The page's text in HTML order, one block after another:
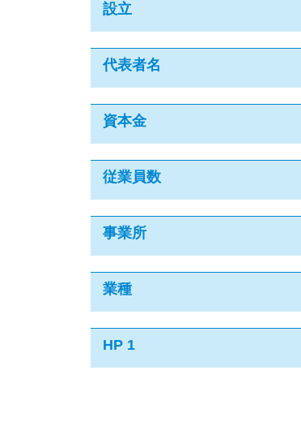
設立
代表者名
資本金
従業員数
事業所
業種
HP 1